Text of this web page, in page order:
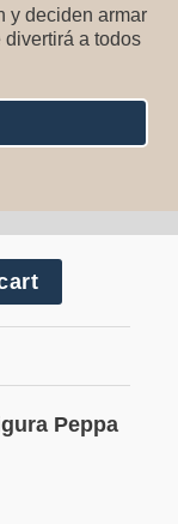
y deciden armar
a todos
Peppa